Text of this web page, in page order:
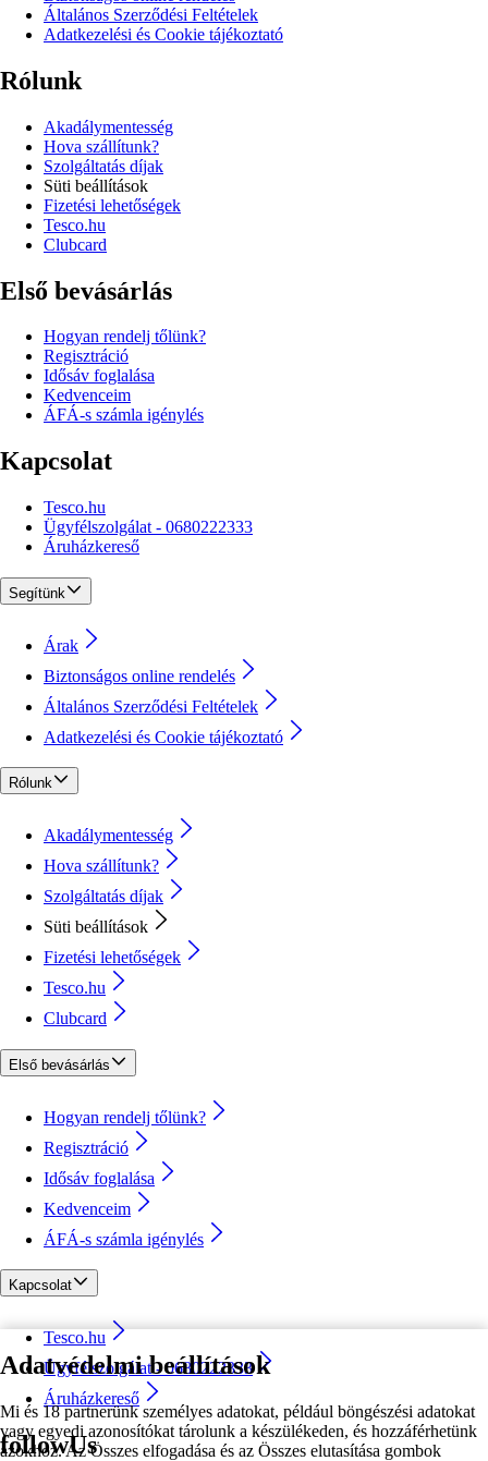
Adatvédelmi beállítások
Mi és 18 partnerünk személyes adatokat, például böngészési adatokat
vagy egyedi azonosítókat tárolunk a készülékeden, és hozzáférhetünk
azokhoz. Az Összes elfogadása és az Összes elutasítása gombok
Általános Szerződési Feltételek
Adatkezelési és Cookie tájékoztató
Rólunk
Akadálymentesség
Hova szállítunk?
Szolgáltatás díjak
Süti beállítások
Fizetési lehetőségek
Tesco.hu
Clubcard
Első bevásárlás
Hogyan rendelj tőlünk?
Regisztráció
Idősáv foglalása
Kedvenceim
ÁFÁ-s számla igénylés
Kapcsolat
Tesco.hu
Ügyfélszolgálat - 0680222333
Áruházkereső
Segítünk
Árak
Biztonságos online rendelés
Általános Szerződési Feltételek
Adatkezelési és Cookie tájékoztató
Rólunk
Akadálymentesség
Hova szállítunk?
Szolgáltatás díjak
Süti beállítások
Fizetési lehetőségek
Tesco.hu
Clubcard
Első bevásárlás
Hogyan rendelj tőlünk?
Regisztráció
Idősáv foglalása
Kedvenceim
ÁFÁ-s számla igénylés
Kapcsolat
Tesco.hu
Ügyfélszolgálat - 0680222333
Áruházkereső
followUs